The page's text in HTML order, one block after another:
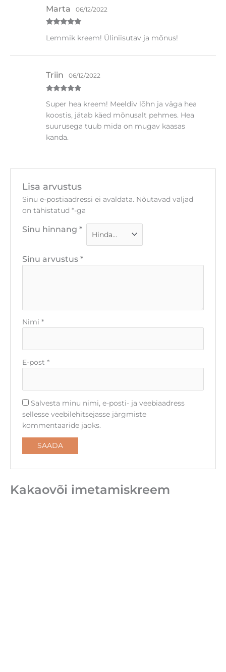
5/ 5
Marta 06/12/2022
Lemmik kreem! Üliniisutav ja mõnus!
5/ 5
Triin 06/12/2022
Super hea kreem! Meeldiv lõhn ja väga hea
koostis, jätab käed mõnusalt pehmes. Hea
suurusega tuub mida on mugav kaasas
kanda.
Lisa arvustus
Sinu e-postiaadressi ei avaldata. Nõutavad väljad
on tähistatud *-ga
Sinu hinnang *
Sinu arvustus *
Nimi *
E-post *
Salvesta minu nimi, e-posti- ja veebiaadress
sellesse veebilehitsejasse järgmiste
kommentaaride jaoks.
Kakaovõi imetamiskreem